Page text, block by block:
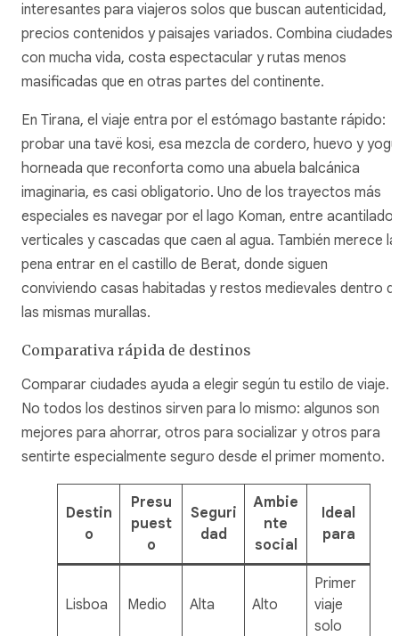
interesantes para viajeros solos que buscan autenticidad,
precios contenidos y paisajes variados. Combina ciudades
con mucha vida, costa espectacular y rutas menos
masificadas que en otras partes del continente.
En Tirana, el viaje entra por el estómago bastante rápido:
probar una tavë kosi, esa mezcla de cordero, huevo y
horneada que reconforta como una abuela balcánica
imaginaria, es casi obligatorio. Uno de los trayectos más
especiales es navegar por el lago Koman, entre
verticales y cascadas que caen al agua. También merece la
pena entrar en el castillo de Berat, donde siguen
conviviendo casas habitadas y restos medievales dentro
las mismas murallas.
Comparativa rápida de destinos
Comparar ciudades ayuda a elegir según tu estilo de viaje.
No todos los destinos sirven para lo mismo: algunos son
mejores para ahorrar, otros para socializar y otros para
sentirte especialmente seguro desde el primer momento.
Destin
o
Presu
puest
o
Seguri
dad
Ambie
nte
social
Ideal
para
Lisboa Medio Alta Alto
Primer
viaje
solo